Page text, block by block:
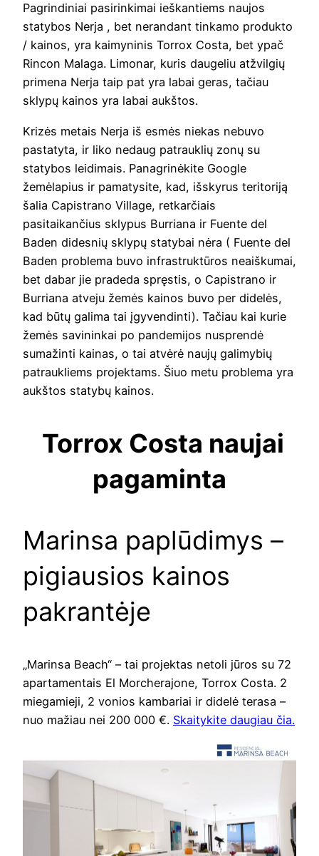
Pagrindiniai pasirinkimai ieškantiems naujos
statybos Nerja , bet nerandant tinkamo produkto
/ kainos, yra kaimyninis Torrox Costa, bet ypač
Rincon Malaga. Limonar, kuris daugeliu atžvilgių
primena Nerja taip pat yra labai geras, tačiau
sklypų kainos yra labai aukštos.
Krizės metais Nerja iš esmės niekas nebuvo
pastatyta, ir liko nedaug patrauklių zonų su
statybos leidimais. Panagrinėkite Google
žemėlapius ir pamatysite, kad, išskyrus teritoriją
šalia Capistrano Village, retkarčiais
pasitaikančius sklypus Burriana ir Fuente del
Baden didesnių sklypų statybai nėra ( Fuente del
Baden problema buvo infrastruktūros neaiškumai,
bet dabar jie pradeda spręstis, o Capistrano ir
Burriana atveju žemės kainos buvo per didelės,
kad būtų galima tai įgyvendinti). Tačiau kai kurie
žemės savininkai po pandemijos nusprendė
sumažinti kainas, o tai atvėrė naujų galimybių
patraukliems projektams. Šiuo metu problema yra
aukštos statybų kainos.
Torrox Costa naujai
pagaminta
Marinsa paplūdimys –
pigiausios kainos
pakrantėje
„Marinsa Beach“ – tai projektas netoli jūros su 72
apartamentais El Morcherajone, Torrox Costa. 2
miegamieji, 2 vonios kambariai ir didelė terasa –
nuo ​​mažiau nei 200 000 €. Skaitykite daugiau čia.